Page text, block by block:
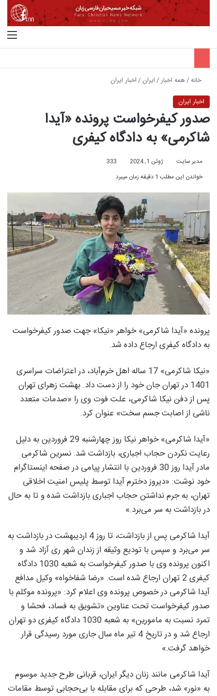
خانه/همه اخبار/ایران /اخبار ایران
اخبار ایران
صدور کیفرخواست پرونده «آیدا
شاکرمی» به دادگاه کیفری
مدیر سایت ژوئن 1, 2024
333
خواندن این مطلب 1 دقیقه زمان میبرد
پرونده «آیدا شاکرمی» خواهر «نیکا» جهت صدور کیفرخواست
به دادگاه کیفری ارجاع داده شد.
«نیکا شاکرمی» 17 ساله اهل خرم‌آباد، در اعتراضات سراسری
1401 در تهران جان خود را از دست داد. بهشت زهرای تهران
پس از دفن نیکا شاکرمی، علت فوت وی را «صدمات متعدد
ناشی از اصابت جسم سخت» عنوان کرد.
«آیدا شاکرمی» خواهر نیکا روز چهارشنبه 29 فروردین به دلیل
رعایت نکردن حجاب اجباری، بازداشت شد. نسرین شاکرمی
مادر آیدا روز 30 فروردین با انتشار پیامی در صفحه اینستاگرام
خود نوشت: «دیروز دخترم آیدا توسط پلیس امنیت اخلاقی
تهران، به جرم نداشتن حجاب اجباری بازداشت شده و تا به حال
در بازداشت به سر می‌برد.»
آیدا شاکرمی پس از بازداشت، تا روز 4 اردیبهشت در بازداشت به
سر می‌برد و سپس با تودیع وثیقه از زندان شهر ری آزاد شد و
اکنون پرونده وی با صدور کیفرخواست به شعبه 1030 دادگاه
کیفری 2 تهران ارجاع شده است. «رضا شفاخواه» وکیل مدافع
آیدا شاکرمی در خصوص پرونده وی اعلام کرد: «پرونده موکلم با
صدور کیفرخواست تحت عناوین «تشویق به فساد، فحشا و
تمرد نسبت به مامورین» به شعبه 1030 دادگاه کیفری دو تهران
ارجاع شد و در تاریخ 4 تیر ماه سال جاری مورد رسیدگی قرار
خواهد گرفت.»
آیدا شاکرمی مانند زنان دیگر ایران، قربانی طرح جدید موسوم
به «نور» شد، طرحی که برای مقابله با بی‌حجابی توسط مقامات